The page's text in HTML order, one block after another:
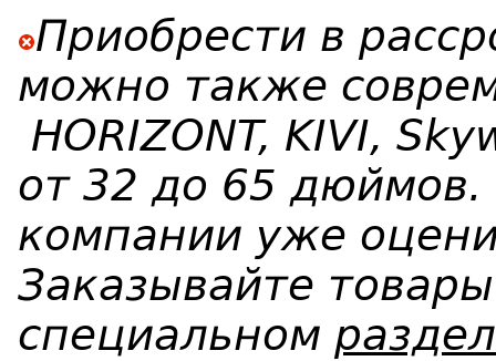
Приобрести в
можно также
HORIZONT, KIVI,
от 32 до 65
компании уже
Заказывайте
специальном